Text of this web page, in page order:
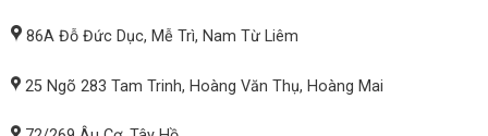
86A Đỗ Đức Dục, Mễ Trì, Nam Từ Liêm
25 Ngõ 283 Tam Trinh, Hoàng Văn Thụ, Hoàng Mai